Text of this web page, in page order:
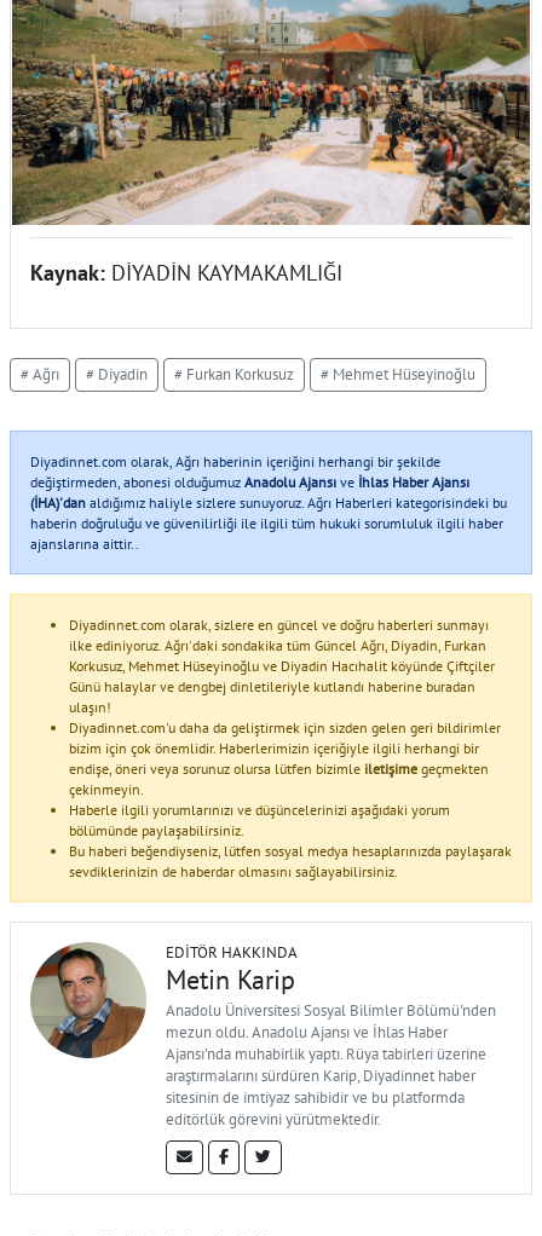
Kaynak: DİYADİN KAYMAKAMLIĞI
# Ağrı # Diyadin # Furkan Korkusuz # Mehmet Hüseyinoğlu
Diyadinnet.com olarak, Ağrı haberinin içeriğini herhangi bir şekilde
değiştirmeden, abonesi olduğumuz Anadolu Ajansı ve İhlas Haber Ajansı
(İHA)'dan aldığımız haliyle sizlere sunuyoruz. Ağrı Haberleri kategorisindeki bu
haberin doğruluğu ve güvenilirliği ile ilgili tüm hukuki sorumluluk ilgili haber
ajanslarına aittir..
Diyadinnet.com olarak, sizlere en güncel ve doğru haberleri sunmayı
ilke ediniyoruz. Ağrı'daki sondakika tüm Güncel Ağrı, Diyadin, Furkan
Korkusuz, Mehmet Hüseyinoğlu ve Diyadin Hacıhalit köyünde Çiftçiler
Günü halaylar ve dengbej dinletileriyle kutlandı haberine buradan
ulaşın!
Diyadinnet.com'u daha da geliştirmek için sizden gelen geri bildirimler
bizim için çok önemlidir. Haberlerimizin içeriğiyle ilgili herhangi bir
endişe, öneri veya sorunuz olursa lütfen bizimle iletişime geçmekten
çekinmeyin.
Haberle ilgili yorumlarınızı ve düşüncelerinizi aşağıdaki yorum
bölümünde paylaşabilirsiniz.
Bu haberi beğendiyseniz, lütfen sosyal medya hesaplarınızda paylaşarak
sevdiklerinizin de haberdar olmasını sağlayabilirsiniz.
EDITÖR HAKKINDA
Metin Karip
Anadolu Üniversitesi Sosyal Bilimler Bölümü'nden
mezun oldu. Anadolu Ajansı ve İhlas Haber
Ajansı'nda muhabirlik yaptı. Rüya tabirleri üzerine
araştırmalarını sürdüren Karip, Diyadinnet haber
sitesinin de imtiyaz sahibidir ve bu platformda
editörlük görevini yürütmektedir.